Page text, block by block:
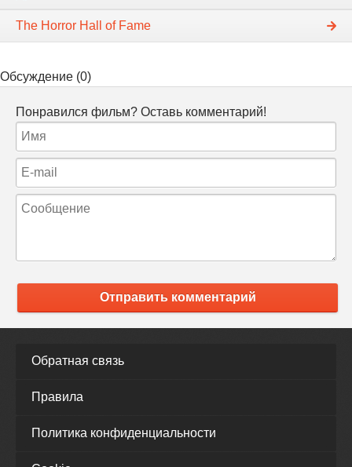
The Horror Hall of Fame
Обсуждение (0)
Понравился фильм? Оставь комментарий!
Отправить комментарий
Обратная связь
Правила
Политика конфиденциальности